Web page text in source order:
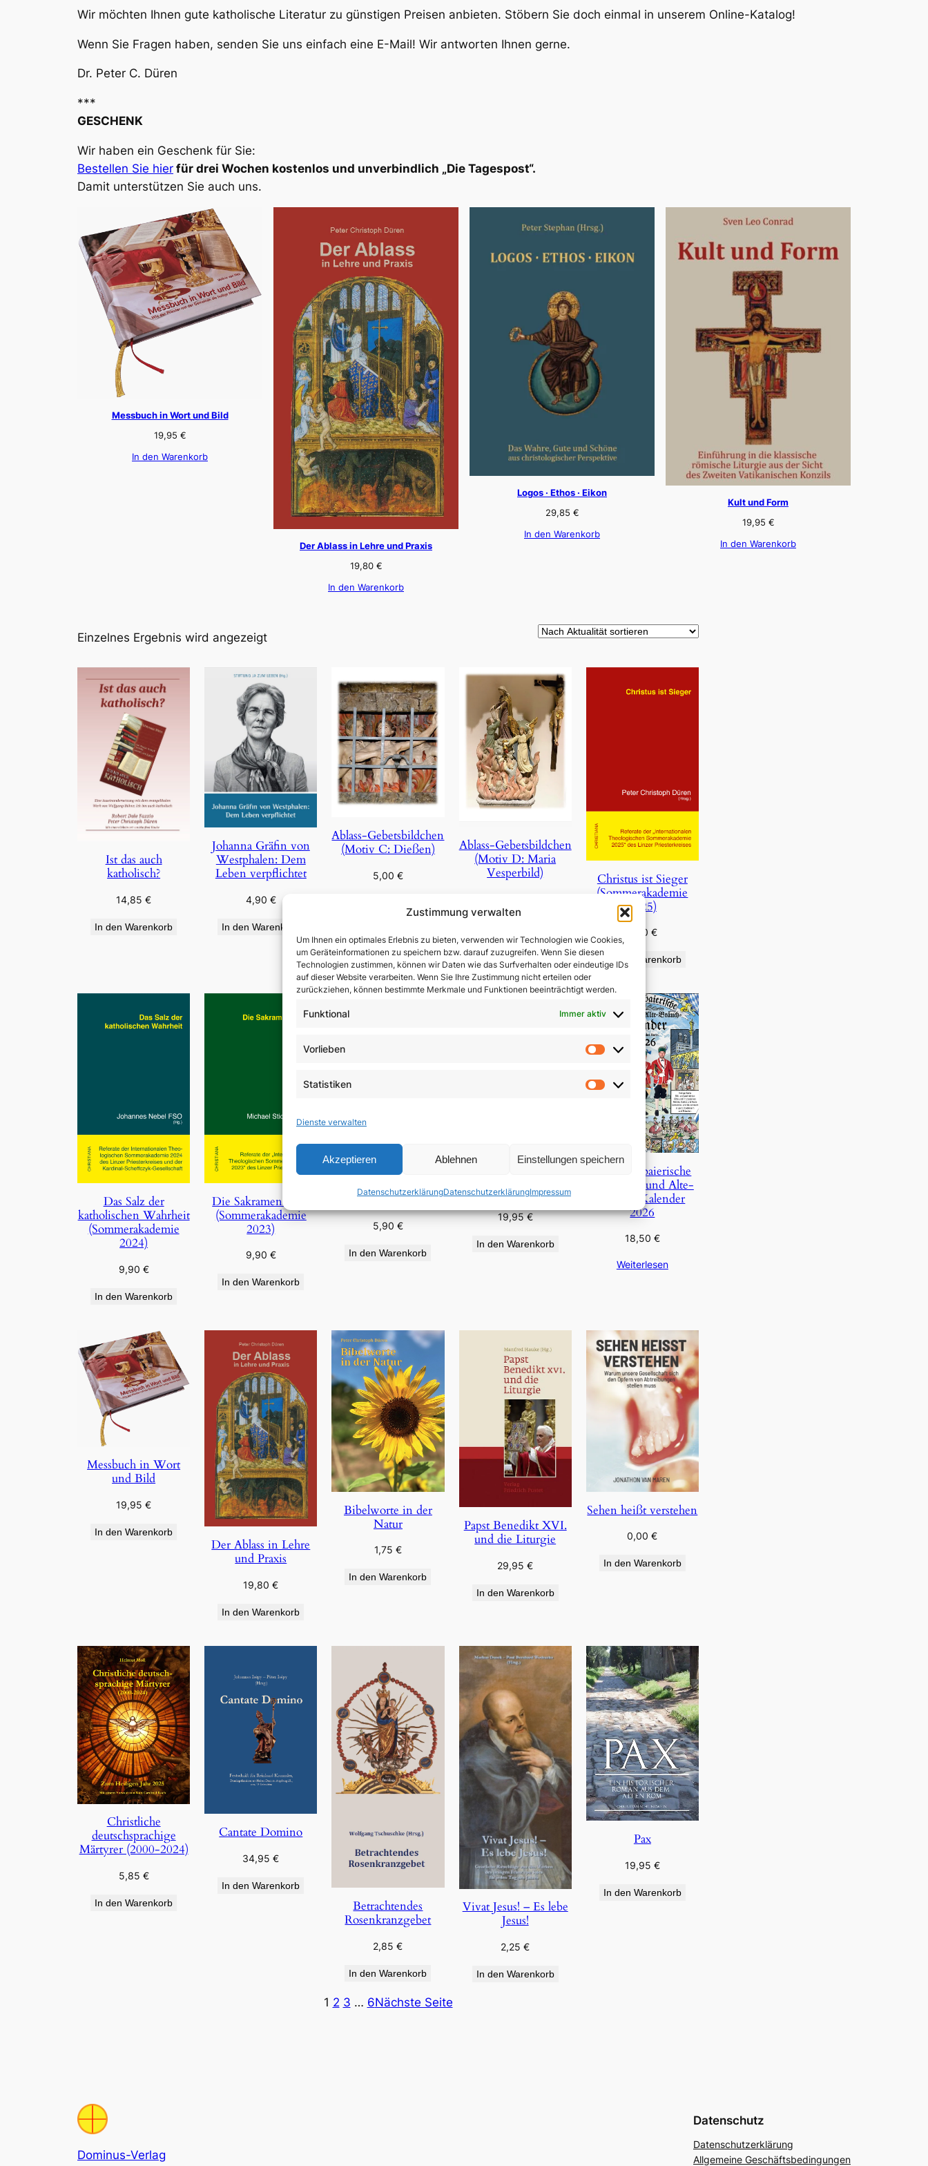
Zustimmung verwalten
Um Ihnen ein optimales Erlebnis zu bieten, verwenden wir Technologien wie Cookies,
um Geräteinformationen zu speichern bzw. darauf zuzugreifen. Wenn Sie diesen
Technologien zustimmen, können wir Daten wie das Surfverhalten oder eindeutige IDs
auf dieser Website verarbeiten. Wenn Sie Ihre Zustimmung nicht erteilen oder
zurückziehen, können bestimmte Merkmale und Funktionen beeinträchtigt werden.
Funktional Immer aktiv
Vorlieben
Vorlieben
Statistiken
Statistiken
Dienste verwalten
Akzeptieren Ablehnen Einstellungen speichern
DatenschutzerklärungDatenschutzerklärungImpressum
Wir möchten Ihnen gute katholische Literatur zu günstigen Preisen anbieten. Stöbern Sie doch einmal in unserem Online-Katalog!
Wenn Sie Fragen haben, senden Sie uns einfach eine E-Mail! Wir antworten Ihnen gerne.
Dr. Peter C. Düren
***
GESCHENK
Wir haben ein Geschenk für Sie:
Bestellen Sie hier für drei Wochen kostenlos und unverbindlich „Die Tagespost“.
Damit unterstützen Sie auch uns.
Messbuch in Wort und Bild
19,95 €
In den Warenkorb
Der Ablass in Lehre und Praxis
19,80 €
In den Warenkorb
Logos · Ethos · Eikon
29,85 €
In den Warenkorb
Kult und Form
19,95 €
In den Warenkorb
Einzelnes Ergebnis wird angezeigt
Ist das auch
katholisch?
14,85€
In den Warenkorb
Johanna Gräfin von
Westphalen: Dem
Leben verpflichtet
4,90 €
In den Warenkorb
Ablass-Gebetsbildchen
(Motiv C: Dießen)
5,00 €
Ablass-Gebetsbildchen
(Motiv D: Maria
Vesperbild)
Christus ist Sieger
(Sommerakademie
2025)
9,90€
In den Warenkorb
Das Salz der
katholischen Wahrheit
(Sommerakademie
2024)
9,90 €
In den Warenkorb
Die Sakramentalien
(Sommerakademie
2023)
9,90 €
In den Warenkorb
Das Evangelium
anders verkünden
5,90 €
In den Warenkorb
Himmel und Erde
19,95€
In den Warenkorb
Der Oberbaierische
Fest-Täg- und Alte-
Bräuch-Kalender
2026
18,50 €
Weiterlesen
Messbuch in Wort
und Bild
19,95€
In den Warenkorb
Der Ablass in Lehre
und Praxis
19,80€
In den Warenkorb
Bibelworte in der
Natur
1,75 €
In den Warenkorb
Papst Benedikt XVI.
und die Liturgie
29,95€
In den Warenkorb
Sehen heißt verstehen
0,00€
In den Warenkorb
Christliche
deutschsprachige
Märtyrer (2000-2024)
5,85 €
In den Warenkorb
Cantate Domino
34,95€
In den Warenkorb
Betrachtendes
Rosenkranzgebet
2,85€
In den Warenkorb
Vivat Jesus! – Es lebe
Jesus!
2,25€
In den Warenkorb
Pax
19,95 €
In den Warenkorb
1 2 3 … 6Nächste Seite
Dominus-Verlag
Datenschutz
Datenschutzerklärung
Allgemeine Geschäftsbedingungen